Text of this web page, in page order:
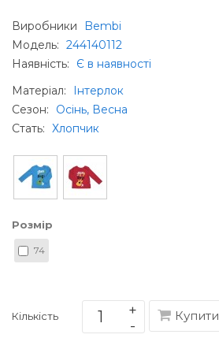
Виробники
Bembi
Модель: 244140112
Наявність:
Є в наявності
Матеріал:
Інтерлок
Сезон:
Осінь, Весна
Стать: Хлопчик
Розмір
74
Кількість Купити